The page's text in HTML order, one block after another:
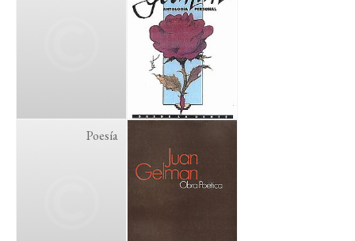
Poesía